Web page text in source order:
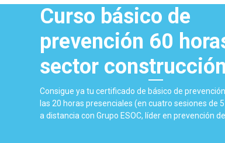
Curso básico de
prevención 60
sector construcción
Consigue ya tu certificado de básico de
las 20 horas presenciales (en cuatro sesiones de
a distancia con Grupo ESOC, líder en prevención